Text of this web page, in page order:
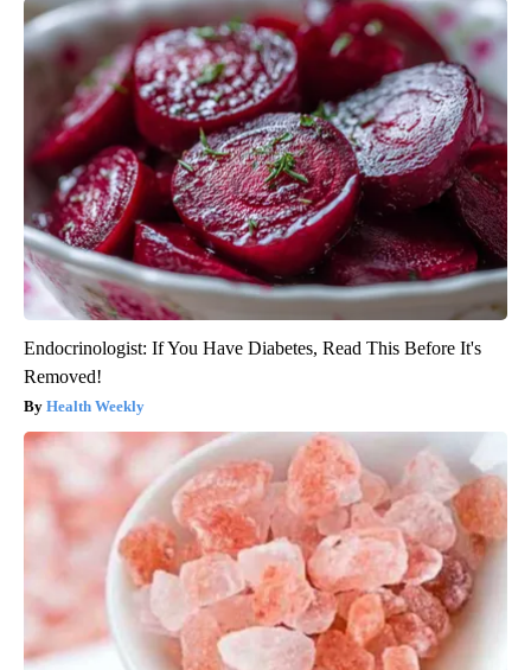
Endocrinologist: If You Have Diabetes, Read This Before It's
Removed!
Health Weekly